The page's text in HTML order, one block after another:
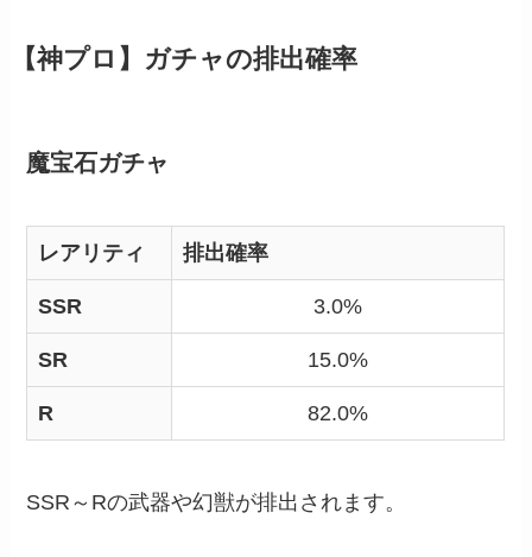
【神プロ】ガチャの排出確率
魔宝石ガチャ
レアリティ 排出確率
SSR 3.0%
SR 15.0%
R 82.0%
SSR～Rの武器や幻獣が排出されます。